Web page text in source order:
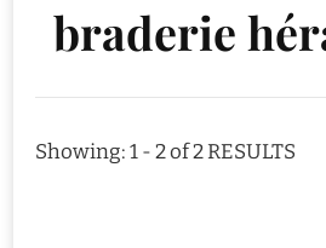
braderie
Showing: 1 - 2 of 2 RESULTS